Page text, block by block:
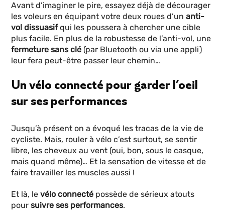
Avant d’imaginer le pire, essayez déjà de décourager
les voleurs en équipant votre deux roues d’unanti-
vol dissuasifqui les poussera à chercher une cible
plus facile. En plus de la robustesse de l’anti-vol, une
fermeture sans clé (par Bluetooth ou via une appli)
leur fera peut-être passer leur chemin…
Un vélo connecté pour garder l’oeil
sur ses performances
Jusqu’à présent on a évoqué les tracas de la vie de
cycliste. Mais, rouler à vélo c’est surtout, se sentir
libre, les cheveux au vent (oui, bon, sous le casque,
mais quand même)… Et la sensation de vitesse et de
faire travailler les muscles aussi !
Et là, levélo connecté possède de sérieux atouts
poursuivre ses performances.